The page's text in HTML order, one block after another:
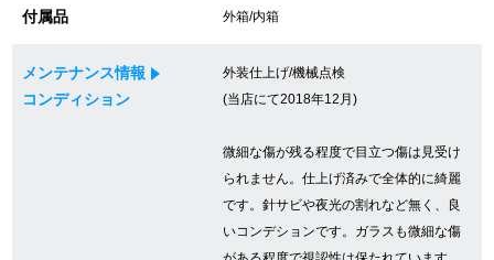
修理・メンテンナンスについて
付属品 外箱/内箱
メンテナンス情報
コンディション
外装仕上げ/機械点検
(当店にて2018年12月)
微細な傷が残る程度で目立つ傷は見受け
られません。仕上げ済みで全体的に綺麗
です。針サビや夜光の割れなど無く、良
いコンデションです。ガラスも微細な傷